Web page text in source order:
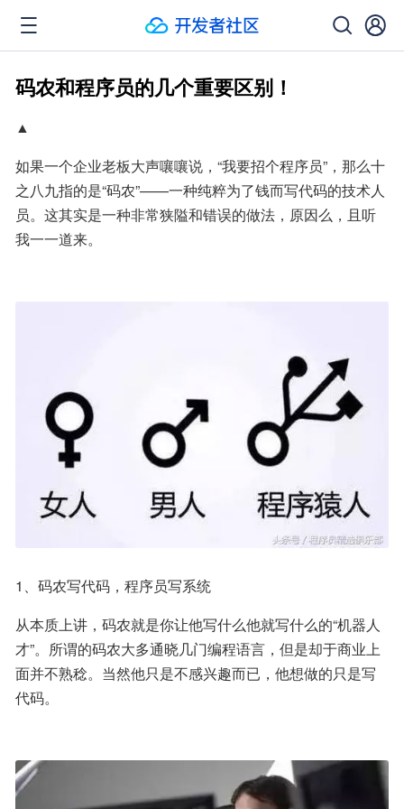
码农和程序员的几个重要区别！
▲
如果一个企业老板大声嚷嚷说，“我要招个程序员”，那么十
之八九指的是“码农”——一种纯粹为了钱而写代码的技术人
员。这其实是一种非常狭隘和错误的做法，原因么，且听
我一一道来。
1、码农写代码，程序员写系统
从本质上讲，码农就是你让他写什么他就写什么的“机器人
才”。所谓的码农大多通晓几门编程语言，但是却于商业上
面并不熟稔。当然他只是不感兴趣而已，他想做的只是写
代码。